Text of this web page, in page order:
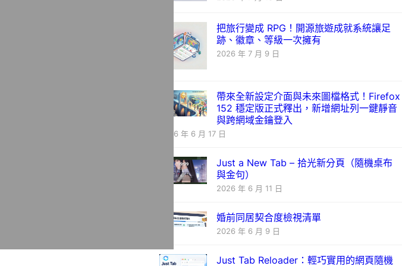
把旅行變成 RPG！開源旅遊成就系統讓足
跡、徽章、等級一次擁有
2026 年 7 月 9 日
帶來全新設定介面與未來圖檔格式！Firefox
152 穩定版正式釋出，新增網址列一鍵靜音
與跨網域金鑰登入
2026 年 6 月 17 日
Just a New Tab – 拾光新分頁（隨機桌布
與金句）
2026 年 6 月 11 日
婚前同居契合度檢視清單
2026 年 6 月 9 日
Just Tab Reloader：輕巧實用的網頁隨機